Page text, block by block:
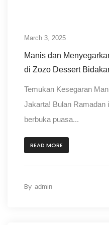
March 3, 2025
Manis dan
di Zozo Dessert
Temukan Kesegaran
Jakarta! Bulan Ramadan
berbuka puasa...
READ MORE
By admin